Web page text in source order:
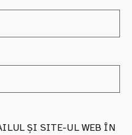
ȘI SITE-UL WEB ÎN